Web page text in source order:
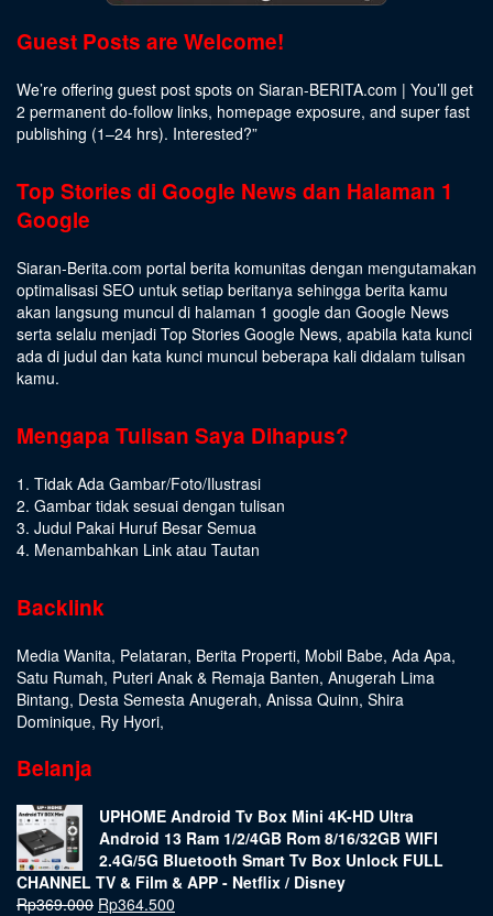
Guest Posts are Welcome!
We’re offering guest post spots on Siaran-BERITA.com | You’ll get
2 permanent do-follow links, homepage exposure, and super fast
publishing (1–24 hrs). Interested?”
Top Stories di Google News dan Halaman 1
Google
Siaran-Berita.com portal berita komunitas dengan mengutamakan
optimalisasi SEO untuk setiap beritanya sehingga berita kamu
akan langsung muncul di halaman 1 google dan Google News
serta selalu menjadi Top Stories Google News, apabila kata kunci
ada di judul dan kata kunci muncul beberapa kali didalam tulisan
kamu.
Mengapa Tulisan Saya Dihapus?
1. Tidak Ada Gambar/Foto/Ilustrasi
2. Gambar tidak sesuai dengan tulisan
3. Judul Pakai Huruf Besar Semua
4. Menambahkan Link atau Tautan
Backlink
Media Wanita, Pelataran, Berita Properti, Mobil Babe, Ada Apa,
Satu Rumah, Puteri Anak & Remaja Banten, Anugerah Lima
Bintang, Desta Semesta Anugerah, Anissa Quinn, Shira
Dominique, Ry Hyori,
Belanja
UPHOME Android Tv Box Mini 4K-HD Ultra
Android 13 Ram 1/2/4GB Rom 8/16/32GB WIFI
2.4G/5G Bluetooth Smart Tv Box Unlock FULL
CHANNEL TV & Film & APP - Netflix / Disney
Rp369.000 Rp364.500